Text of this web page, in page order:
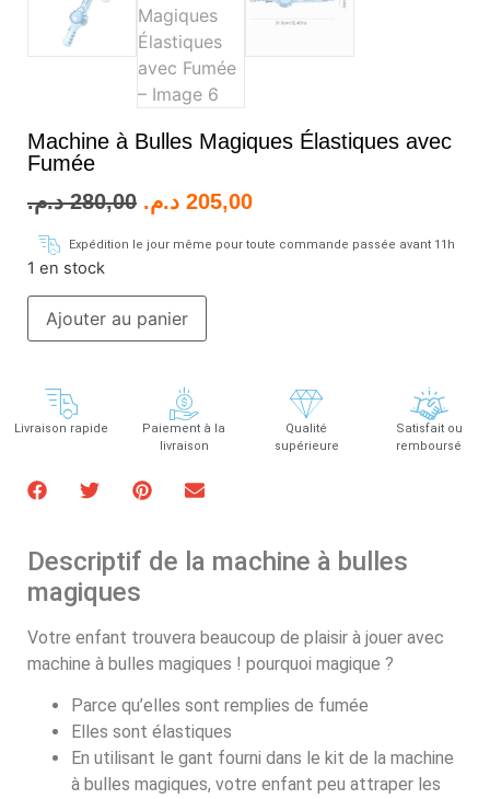
Machine à Bulles Magiques Élastiques avec
Fumée
280,00 د.م. 205,00 د.م.
Expédition le jour même pour toute commande passée avant 11h
1 en stock
Ajouter au panier
Livraison rapide
Paiement à la
livraison
Qualité
supérieure
Satisfait ou
remboursé
Descriptif de la machine à bulles
magiques
Votre enfant trouvera beaucoup de plaisir à jouer avec
machine à bulles magiques ! pourquoi magique ?
Parce qu’elles sont remplies de fumée
Elles sont élastiques
En utilisant le gant fourni dans le kit de la machine
à bulles magiques, votre enfant peu attraper les